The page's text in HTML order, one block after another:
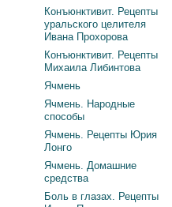
Конъюнктивит. Рецепты
уральского целителя
Ивана Прохорова
Конъюнктивит. Рецепты
Михаила Либинтова
Ячмень
Ячмень. Народные
способы
Ячмень. Рецепты Юрия
Лонго
Ячмень. Домашние
средства
Боль в глазах. Рецепты